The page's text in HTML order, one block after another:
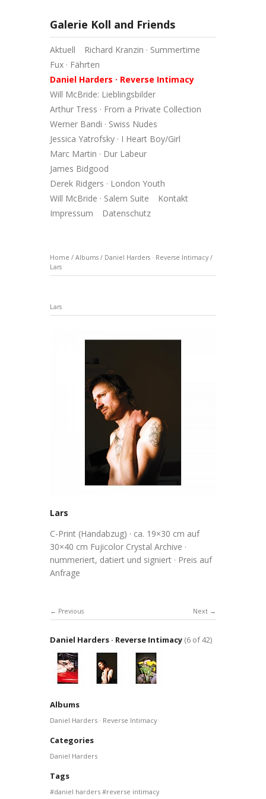
Galerie Koll and Friends
Aktuell
Richard Kranzin · Summertime
Fux · Fährten
Daniel Harders · Reverse Intimacy
Will McBride: Lieblingsbilder
Arthur Tress · From a Private Collection
Werner Bandi · Swiss Nudes
Jessica Yatrofsky · I Heart Boy/Girl
Marc Martin · Dur Labeur
James Bidgood
Derek Ridgers · London Youth
Will McBride · Salem Suite
Kontakt
Impressum
Datenschutz
Home / Albums / Daniel Harders · Reverse Intimacy /
Lars
Lars
Lars
C-Print (Handabzug) · ca. 19×30 cm auf
30×40 cm Fujicolor Crystal Archive ·
nummeriert, datiert und signiert · Preis auf
Anfrage
Next
Previous
Daniel Harders · Reverse Intimacy (6 of 42)
Albums
Daniel Harders · Reverse Intimacy
Categories
Daniel Harders
Tags
daniel harders reverse intimacy